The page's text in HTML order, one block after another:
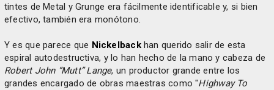
tintes de Metal y Grunge era fácilmente identificable y, si bien
efectivo, también era monótono.
Y es que parece que Nickelbackhan querido salir de esta
espiral autodestructiva, y lo han hecho de la mano y cabeza de
Robert John “Mutt” Lange, un productor grande entre los
grandes encargado de obras maestras como "Highway To